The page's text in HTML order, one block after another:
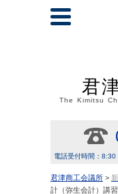
君
The Kimitsu
電話受付時間：8:30
君津商工会議所 >
計（弥生会計）講